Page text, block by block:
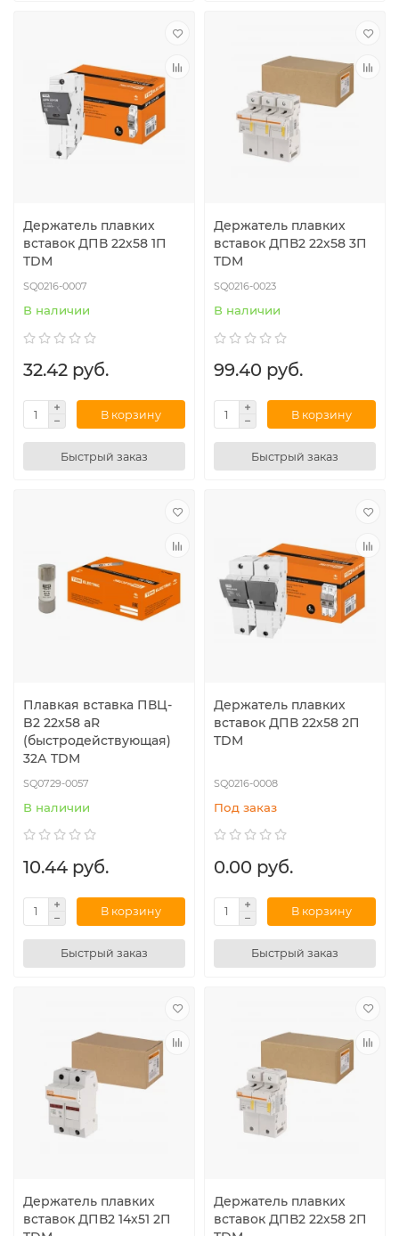
Держатель плавких
вставок ДПВ 22х58 1П
TDM
SQ0216-0007
В наличии
32.42 руб.
В корзину
Быстрый заказ
Держатель плавких
вставок ДПВ2 22х58 3П
TDM
SQ0216-0023
В наличии
99.40 руб.
В корзину
Быстрый заказ
Плавкая вставка ПВЦ-
B2 22х58 aR
(быстродействующая)
32А TDM
SQ0729-0057
В наличии
10.44 руб.
В корзину
Быстрый заказ
Держатель плавких
вставок ДПВ 22х58 2П
TDM
SQ0216-0008
Под заказ
0.00 руб.
В корзину
Быстрый заказ
Держатель плавких
вставок ДПВ2 14х51 2П
Держатель плавких
вставок ДПВ2 22х58 2П